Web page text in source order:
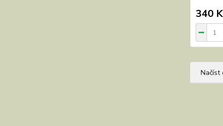
340
Načíst